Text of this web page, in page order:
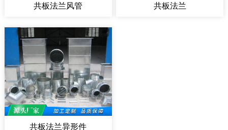
共板法兰风管 共板法兰
共板法兰异形件